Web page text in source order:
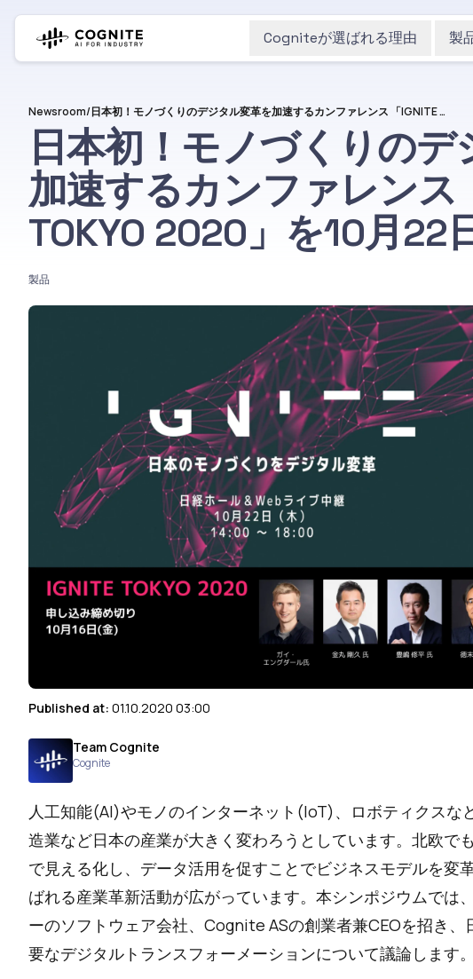
Cogniteが選ばれる理由 製
Newsroom/ 日本初！モノづくりのデジタル変革を加速するカンファレンス 「IGNITE TOKYO 2020」を10月22日(木)に開催
日本初！モノづくりのデ
加速するカンファレンス
TOKYO 2020」を10月22
製品
Published at: 01.10.2020 03:00
Team Cognite
Cognite
人工知能(AI)やモノのインターネット(IoT)、ロボティクスな
造業など日本の産業が大きく変わろうとしています。北欧で
で見える化し、データ活用を促すことでビジネスモデルを
ばれる産業革新活動が広がっています。本シンポジウムでは
ーのソフトウェア会社、Cognite ASの創業者兼CEOを招き
要なデジタルトランスフォーメーションについて議論します。